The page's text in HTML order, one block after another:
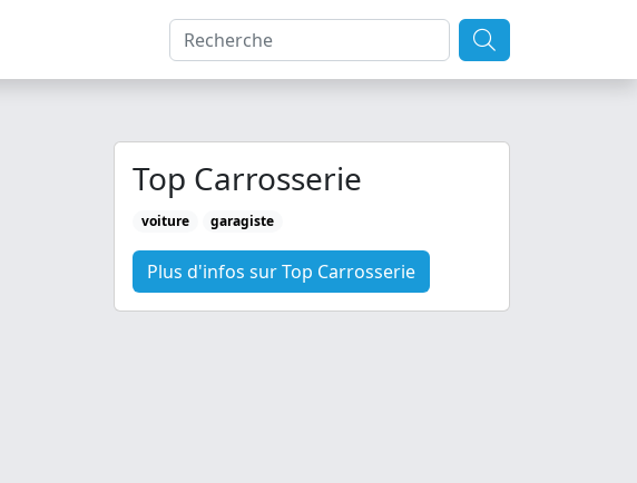
Top Carrosserie
voiture garagiste
Plus d'infos sur Top Carrosserie